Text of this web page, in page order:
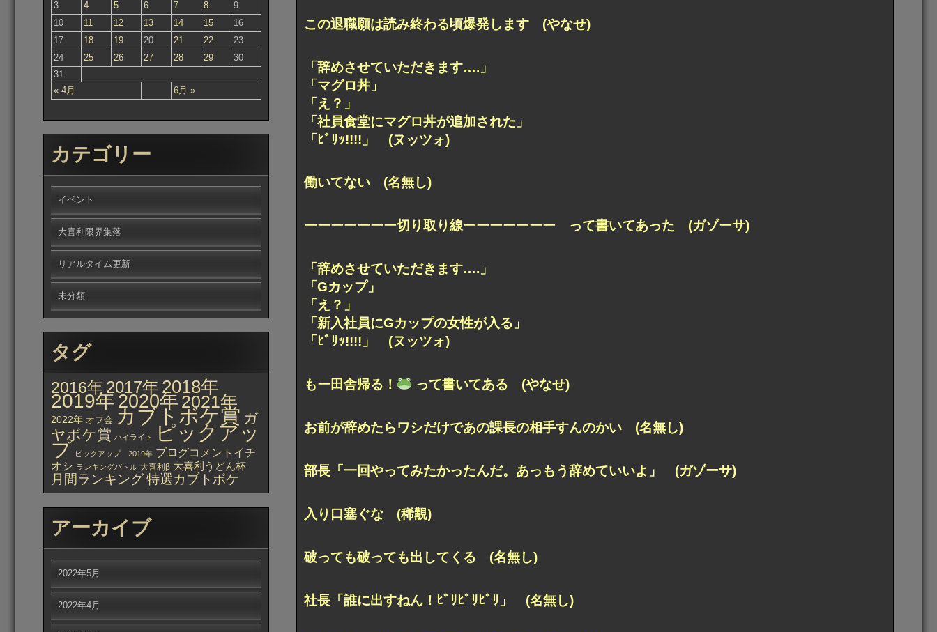
この退職願は読み終わる頃爆発します (やなせ)
「辞めさせていただきます….」
「マグロ丼」
「え？」
「社員食堂にマグロ丼が追加された」
「ﾋﾞﾘｯ!!!!」 (ヌッツォ)
働いてない (名無し)
ーーーーーーー切り取り線ーーーーーーー って書いてあった (ガゾーサ)
「辞めさせていただきます….」
「Gカップ」
「え？」
「新入社員にGカップの女性が入る」
「ﾋﾞﾘｯ!!!!」 (ヌッツォ)
もー田舎帰る！ って書いてある (やなせ)
お前が辞めたらワシだけであの課長の相手すんのかい (名無し)
部長「一回やってみたかったんだ。あっもう辞めていいよ」 (ガゾーサ)
入り口塞ぐな (稀覯)
破っても破っても出してくる (名無し)
社長「誰に出すねん！ﾋﾞﾘﾋﾞﾘﾋﾞﾘ」 (名無し)
« 4月 6月 »
3
4 5 6 7 8
9
10
11 12 13 14 15
16
17
18 19 20 21 22
23
24
25 26 27 28 29
30
31
カテゴリー
イベント
大喜利限界集落
リアルタイム更新
未分類
タグ
2016年 2017年 2018年
2019年2020年 2021年
2022年 オフ会 カブトボケ賞 ガ
ヤボケ賞 ハイライト ピックアッ
プ ピックアップ 2019年 ブログコメントイチ
オシ ランキングバトル 大喜利β 大喜利うどん杯
月間ランキング特選カブトボケ
アーカイブ
2022年5月
2022年4月